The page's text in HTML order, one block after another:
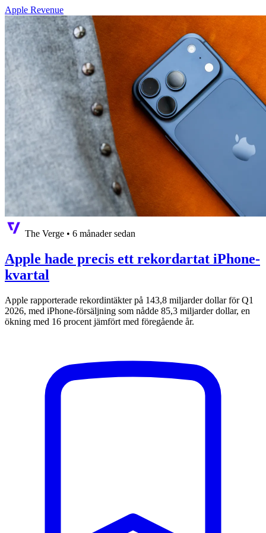
Apple Revenue
The Verge • 6 månader sedan
Apple hade precis ett rekordartat iPhone-
kvartal
Apple rapporterade rekordintäkter på 143,8 miljarder dollar för Q1
2026, med iPhone-försäljning som nådde 85,3 miljarder dollar, en
ökning med 16 procent jämfört med föregående år.